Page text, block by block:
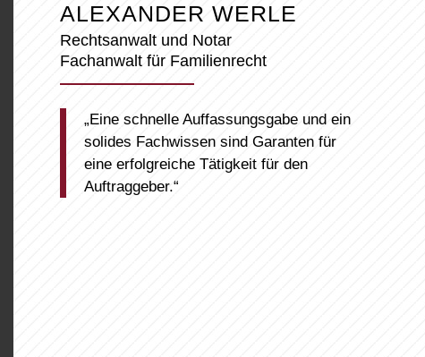
ALEXANDER WERLE
Rechtsanwalt und Notar
Fachanwalt für Familienrecht
„Eine schnelle Auffassungsgabe und ein
solides Fachwissen sind Garanten für
eine erfolgreiche Tätigkeit für den
Auftraggeber.“